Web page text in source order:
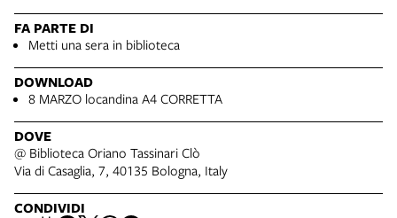
FA PARTE DI
Metti una sera in biblioteca
DOWNLOAD
8 MARZO locandina A4 CORRETTA
DOVE
@ Biblioteca Oriano Tassinari Clò
Via di Casaglia, 7, 40135 Bologna, Italy
CONDIVIDI